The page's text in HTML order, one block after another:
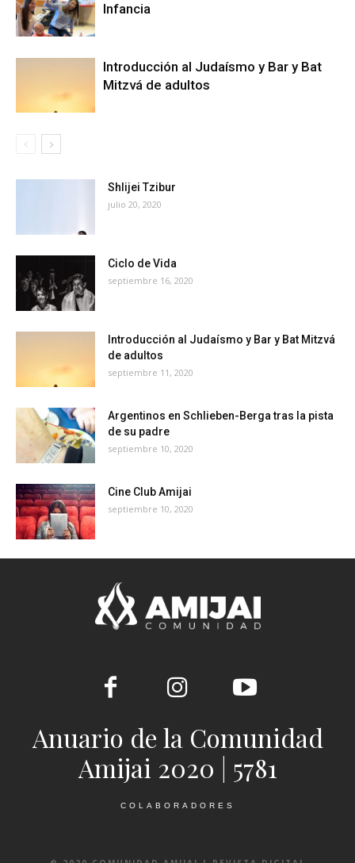
Infancia
Introducción al Judaísmo y Bar y Bat
Mitzvá de adultos
Shlijei Tzibur
julio 20, 2020
Ciclo de Vida
septiembre 16, 2020
Introducción al Judaísmo y Bar y Bat Mitzvá
de adultos
septiembre 11, 2020
Argentinos en Schlieben-Berga tras la pista
de su padre
septiembre 10, 2020
Cine Club Amijai
septiembre 10, 2020
Anuario de la Comunidad
Amijai 2020 | 5781
COLABORADORES